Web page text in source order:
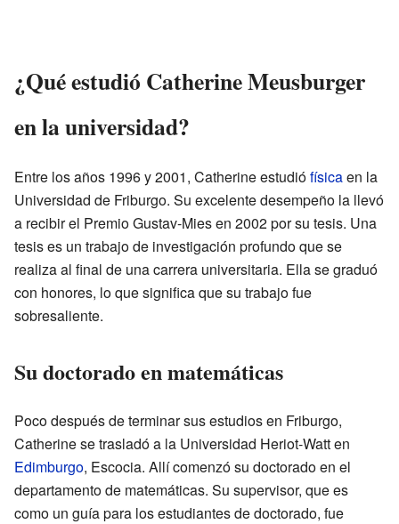
¿Qué estudió Catherine Meusburger
en la universidad?
Entre los años 1996 y 2001, Catherine estudiófísicaen la
Universidad de Friburgo. Su excelente desempeño la llevó
a recibir el Premio Gustav-Mies en 2002 por su tesis. Una
tesis es un trabajo de investigación profundo que se
realiza al final de una carrera universitaria. Ella se graduó
con honores, lo que significa que su trabajo fue
sobresaliente.
Su doctorado en matemáticas
Poco después de terminar sus estudios en Friburgo,
Catherine se trasladó a la Universidad Heriot-Watt en
Edimburgo, Escocia. Allí comenzó su doctorado en el
departamento de matemáticas. Su supervisor, que es
como un guía para los estudiantes de doctorado, fue